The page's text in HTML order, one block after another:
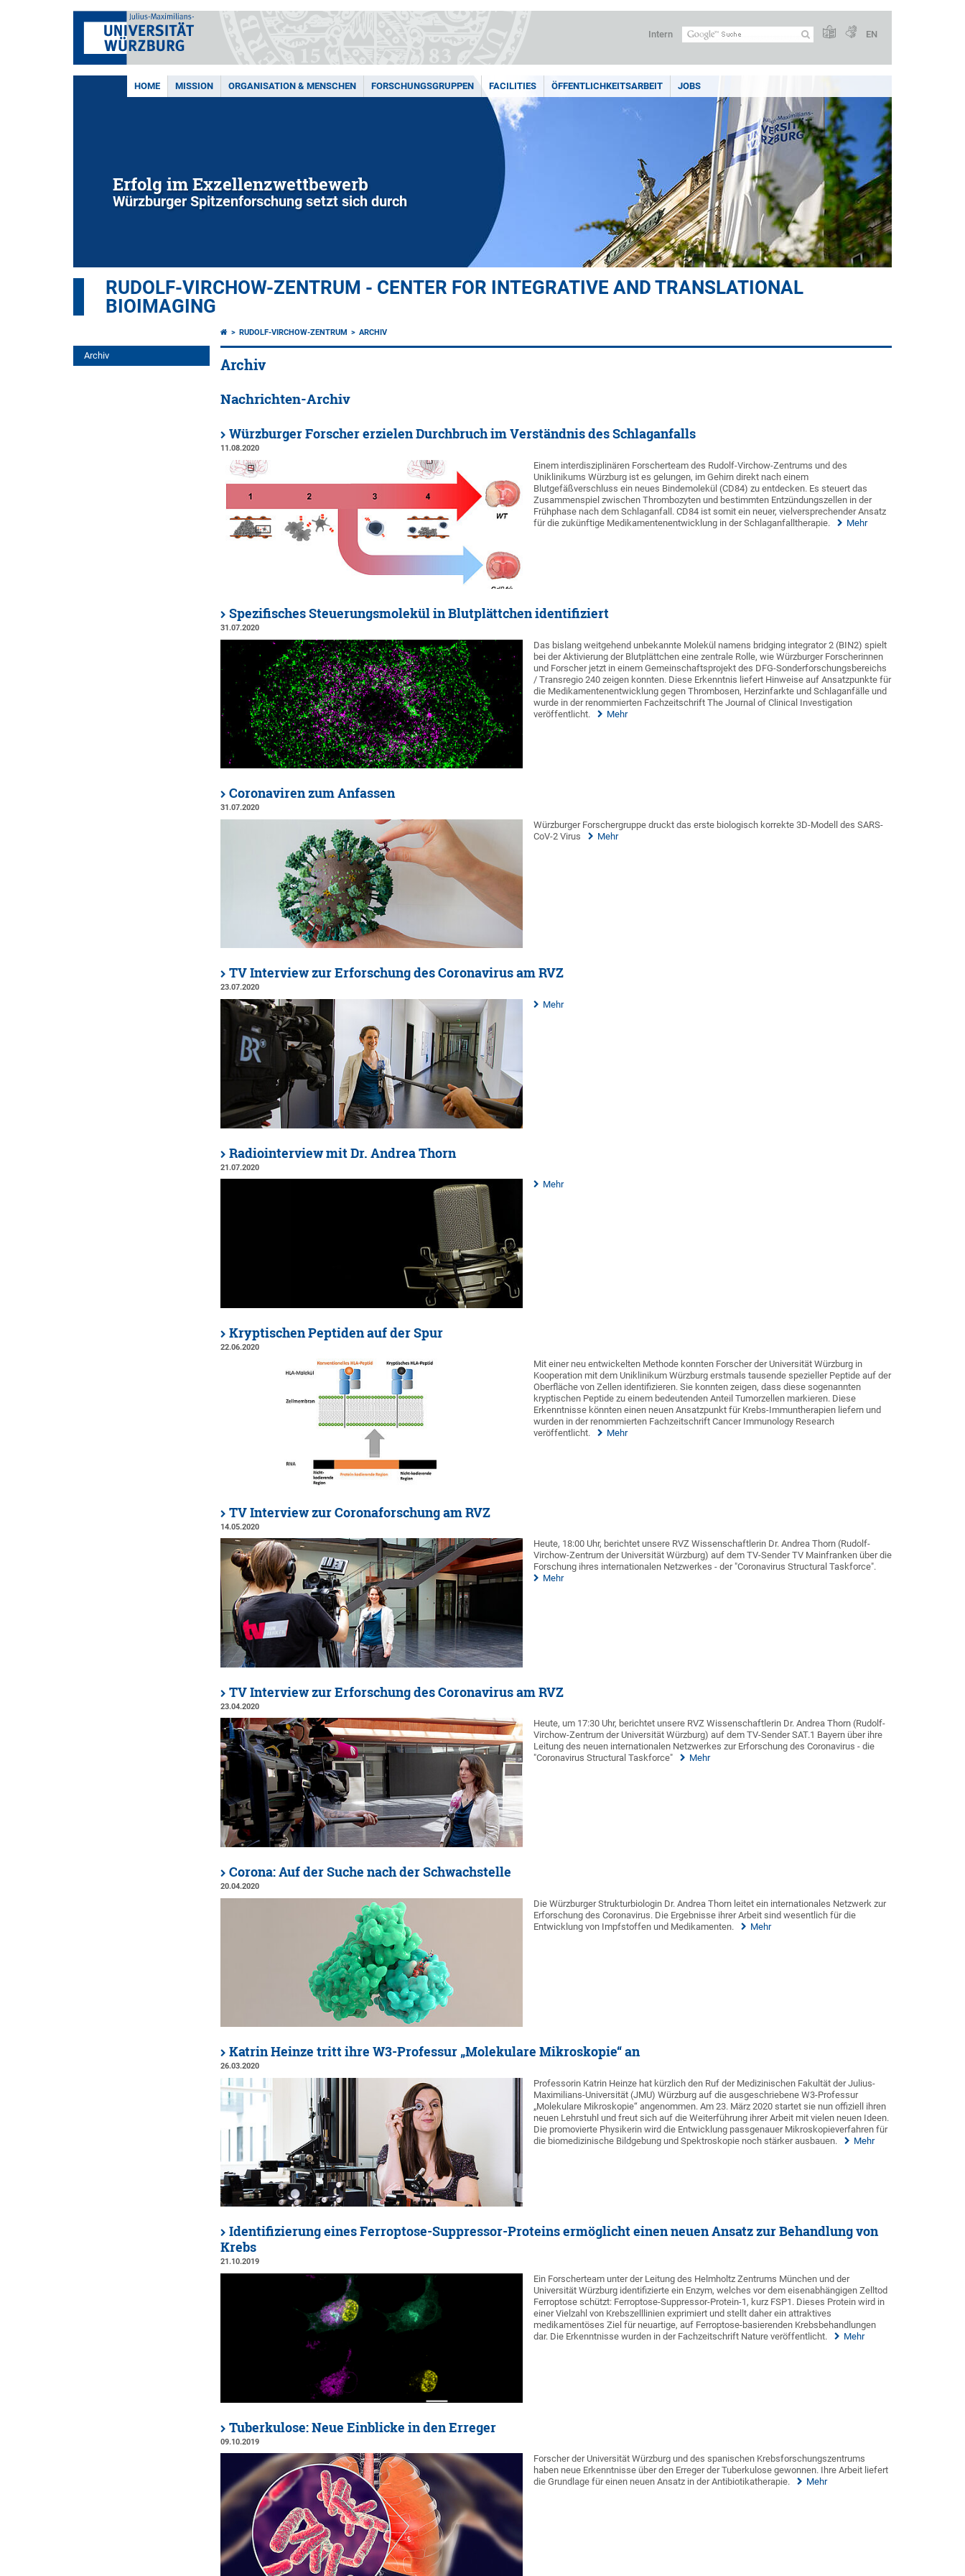
Intern EN
HOME MISSION ORGANISATION & MENSCHEN FORSCHUNGSGRUPPEN FACILITIES ÖFFENTLICHKEITSARBEIT JOBS
Erfolg im Exzellenzwettbewerb
Würzburger Spitzenforschung setzt sich durch
RUDOLF-VIRCHOW-ZENTRUM - CENTER FOR INTEGRATIVE AND TRANSLATIONAL
BIOIMAGING
Archiv
RUDOLF-VIRCHOW-ZENTRUM ARCHIV
Archiv
Nachrichten-Archiv
Würzburger Forscher erzielen Durchbruch im Verständnis des Schlaganfalls
11.08.2020
Einem interdisziplinären Forscherteam des Rudolf-Virchow-Zentrums und des
Uniklinikums Würzburg ist es gelungen, im Gehirn direkt nach einem
Blutgefäßverschluss ein neues Bindemolekül (CD84) zu entdecken. Es steuert das
Zusammenspiel zwischen Thrombozyten und bestimmten Entzündungszellen in der
Frühphase nach dem Schlaganfall. CD84 ist somit ein neuer, vielversprechender Ansatz
für die zukünftige Medikamentenentwicklung in der Schlaganfalltherapie.
Mehr
Spezifisches Steuerungsmolekül in Blutplättchen identifiziert
31.07.2020
Das bislang weitgehend unbekannte Molekül namens bridging integrator 2 (BIN2) spielt
bei der Aktivierung der Blutplättchen eine zentrale Rolle, wie Würzburger Forscherinnen
und Forscher jetzt in einem Gemeinschaftsprojekt des DFG-Sonderforschungsbereichs
/ Transregio 240 zeigen konnten. Diese Erkenntnis liefert Hinweise auf Ansatzpunkte für
die Medikamentenentwicklung gegen Thrombosen, Herzinfarkte und Schlaganfälle und
wurde in der renommierten Fachzeitschrift The Journal of Clinical Investigation
veröffentlicht.
Mehr
Coronaviren zum Anfassen
31.07.2020
Würzburger Forschergruppe druckt das erste biologisch korrekte 3D-Modell des SARS-
CoV-2 Virus
Mehr
TV Interview zur Erforschung des Coronavirus am RVZ
23.07.2020
Mehr
Radiointerview mit Dr. Andrea Thorn
21.07.2020
Mehr
Kryptischen Peptiden auf der Spur
22.06.2020
Mit einer neu entwickelten Methode konnten Forscher der Universität Würzburg in
Kooperation mit dem Uniklinikum Würzburg erstmals tausende spezieller Peptide auf der
Oberfläche von Zellen identifizieren. Sie konnten zeigen, dass diese sogenannten
kryptischen Peptide zu einem bedeutenden Anteil Tumorzellen markieren. Diese
Erkenntnisse könnten einen neuen Ansatzpunkt für Krebs-Immuntherapien liefern und
wurden in der renommierten Fachzeitschrift Cancer Immunology Research
veröffentlicht.
Mehr
TV Interview zur Coronaforschung am RVZ
14.05.2020
Heute, 18:00 Uhr, berichtet unsere RVZ Wissenschaftlerin Dr. Andrea Thorn (Rudolf-
Virchow-Zentrum der Universität Würzburg) auf dem TV-Sender TV Mainfranken über die
Forschung ihres internationalen Netzwerkes - der "Coronavirus Structural Taskforce".
Mehr
TV Interview zur Erforschung des Coronavirus am RVZ
23.04.2020
Heute, um 17:30 Uhr, berichtet unsere RVZ Wissenschaftlerin Dr. Andrea Thorn (Rudolf-
Virchow-Zentrum der Universität Würzburg) auf dem TV-Sender SAT.1 Bayern über ihre
Leitung des neuen internationalen Netzwerkes zur Erforschung des Coronavirus - die
"Coronavirus Structural Taskforce"
Mehr
Corona: Auf der Suche nach der Schwachstelle
20.04.2020
Die Würzburger Strukturbiologin Dr. Andrea Thorn leitet ein internationales Netzwerk zur
Erforschung des Coronavirus. Die Ergebnisse ihrer Arbeit sind wesentlich für die
Entwicklung von Impfstoffen und Medikamenten.
Mehr
Katrin Heinze tritt ihre W3-Professur „Molekulare Mikroskopie“ an
26.03.2020
Professorin Katrin Heinze hat kürzlich den Ruf der Medizinischen Fakultät der Julius-
Maximilians-Universität (JMU) Würzburg auf die ausgeschriebene W3-Professur
„Molekulare Mikroskopie“ angenommen. Am 23. März 2020 startet sie nun offiziell ihren
neuen Lehrstuhl und freut sich auf die Weiterführung ihrer Arbeit mit vielen neuen Ideen.
Die promovierte Physikerin wird die Entwicklung passgenauer Mikroskopieverfahren für
die biomedizinische Bildgebung und Spektroskopie noch stärker ausbauen.
Mehr
Identifizierung eines Ferroptose-Suppressor-Proteins ermöglicht einen neuen Ansatz zur Behandlung von
Krebs
21.10.2019
Ein Forscherteam unter der Leitung des Helmholtz Zentrums München und der
Universität Würzburg identifizierte ein Enzym, welches vor dem eisenabhängigen Zelltod
Ferroptose schützt: Ferroptose-Suppressor-Protein-1, kurz FSP1. Dieses Protein wird in
einer Vielzahl von Krebszelllinien exprimiert und stellt daher ein attraktives
medikamentöses Ziel für neuartige, auf Ferroptose-basierenden Krebsbehandlungen
dar. Die Erkenntnisse wurden in der Fachzeitschrift Nature veröffentlicht.
Mehr
Tuberkulose: Neue Einblicke in den Erreger
09.10.2019
Forscher der Universität Würzburg und des spanischen Krebsforschungszentrums
haben neue Erkenntnisse über den Erreger der Tuberkulose gewonnen. Ihre Arbeit liefert
die Grundlage für einen neuen Ansatz in der Antibiotikatherapie.
Mehr